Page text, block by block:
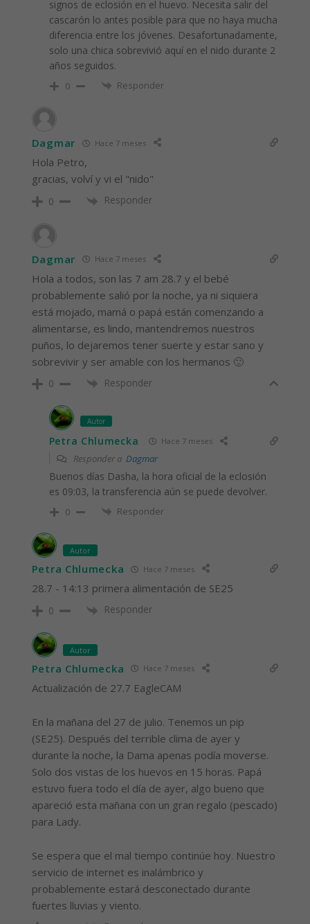
signos de eclosión en el huevo. Necesita salir del
cascarón lo antes posible para que no haya mucha
diferencia entre los jóvenes. Desafortunadamente,
solo una chica sobrevivió aquí en el nido durante 2
años seguidos.
0 Responder
Dagmar Hace 7 meses
Hola Petro,
gracias, volví y vi el "nido"
0 Responder
Dagmar Hace 7 meses
Hola a todos, son las 7 am 28.7 y el bebé
probablemente salió por la noche, ya ni siquiera
está mojado, mamá o papá están comenzando a
alimentarse, es lindo, mantendremos nuestros
puños, lo dejaremos tener suerte y estar sano y
sobrevivir y ser amable con los hermanos 🙂
0 Responder
Autor
Petra Chlumecka Hace 7 meses
Responder a Dagmar
Buenos días Dasha, la hora oficial de la eclosión
es 09:03, la transferencia aún se puede devolver.
0 Responder
Autor
Petra Chlumecka Hace 7 meses
28.7 - 14:13 primera alimentación de SE25
0 Responder
Autor
Petra Chlumecka Hace 7 meses
Actualización de 27.7 EagleCAM
En la mañana del 27 de julio. Tenemos un pip
(SE25). Después del terrible clima de ayer y
durante la noche, la Dama apenas podía moverse.
Solo dos vistas de los huevos en 15 horas. Papá
estuvo fuera todo el día de ayer, algo bueno que
apareció esta mañana con un gran regalo (pescado)
para Lady.
Se espera que el mal tiempo continúe hoy. Nuestro
servicio de internet es inalámbrico y
probablemente estará desconectado durante
fuertes lluvias y viento.